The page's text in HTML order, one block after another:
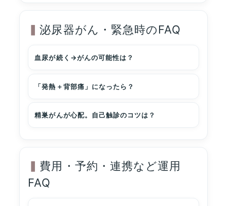
泌尿器がん・緊急時のFAQ
血尿が続く→がんの可能性は？
「発熱＋背部痛」になったら？
精巣がんが心配。自己触診のコツは？
費用・予約・連携など運用
FAQ